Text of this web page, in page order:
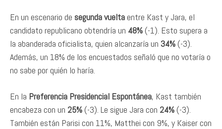
En un escenario de segunda vueltaentre Kast y Jara, el
candidato republicano obtendría un 48% (-1). Esto supera a
la abanderada oficialista, quien alcanzaría un 34% (-3).
Además, un 18% de los encuestados señaló que no votaría o
no sabe por quién lo haría.
En la Preferencia Presidencial Espontánea, Kast también
encabeza con un 25% (-3). Le sigue Jara con 24% (-3).
También están Parisi con 11%, Matthei con 9%, y Kaiser con